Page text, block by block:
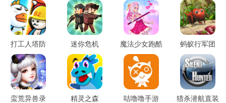
拟器
雄
打工人塔防 迷你危机 魔法少女跑酷 蚂蚁行军团
蛮荒异兽录 精灵之森 咕噜噜手游 猎杀潜航直装